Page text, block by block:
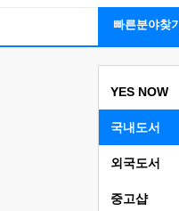
빠른분야찾기
YES NOW
국내도서
외국도서
중고샵